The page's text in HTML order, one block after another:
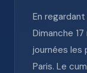
En
Dimanche
journées les
Paris. Le